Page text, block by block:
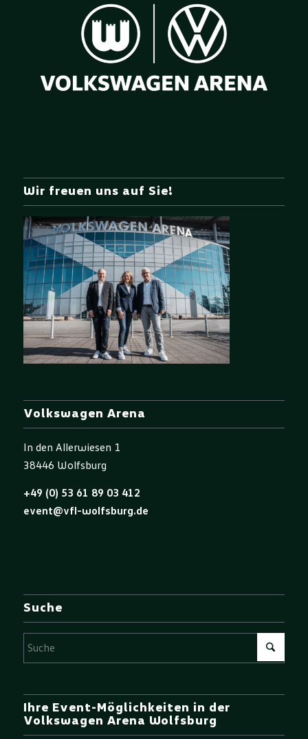
Wir freuen uns auf Sie!
Volkswagen Arena
In den Allerwiesen 1
38446 Wolfsburg
+49 (0) 53 61 89 03 412
event@vfl-wolfsburg.de
Suche
Ihre Event-Möglichkeiten in der
Volkswagen Arena Wolfsburg